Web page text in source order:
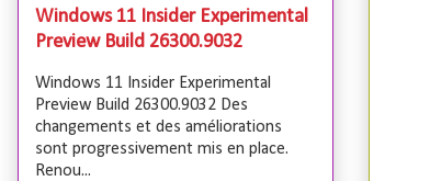
Windows 11 Insider Experimental
Preview Build 26300.9032
Windows 11 Insider Experimental
Preview Build 26300.9032 Des
changements et des améliorations
sont progressivement mis en place.
Renou...